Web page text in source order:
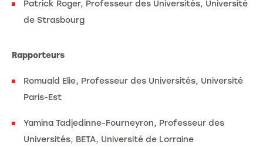
Patrick Roger, Professeur des Universités, Université
de Strasbourg
Rapporteurs
Romuald Elie, Professeur des Universités, Université
Paris-Est
Yamina Tadjedinne-Fourneyron, Professeur des
Universités, BETA, Université de Lorraine